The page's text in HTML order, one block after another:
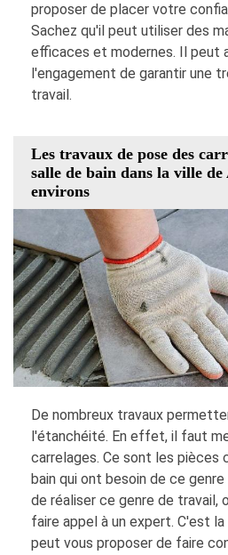
proposer de placer votre
Sachez qu'il peut utiliser des
efficaces et modernes. Il peut
l'engagement de garantir une
travail.
Les travaux de pose des
salle de bain dans la ville de
environs
De nombreux travaux
l'étanchéité. En effet, il faut
carrelages. Ce sont les pièces
bain qui ont besoin de ce
de réaliser ce genre de travail,
faire appel à un expert. C'est
peut vous proposer de faire